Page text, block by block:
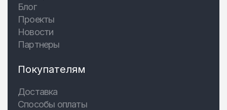
Блог
Проекты
Новости
Партнеры
Покупателям
Доставка
Способы оплаты